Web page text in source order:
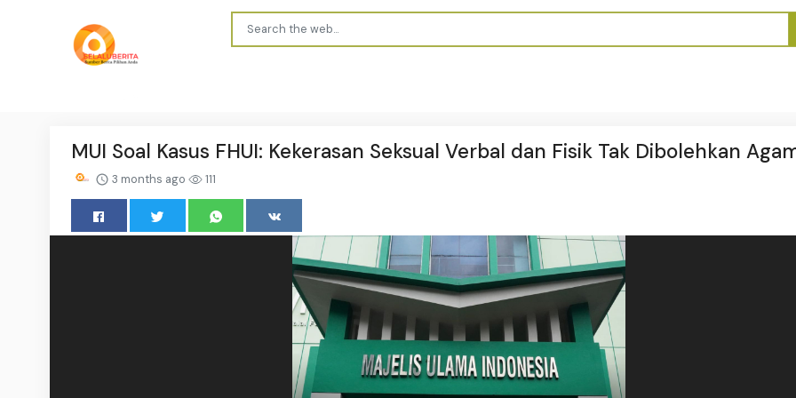
MUI Soal Kasus FHUI: Kekerasan Seksual Verbal dan Fisik Tak Dibolehkan
3 months ago 111